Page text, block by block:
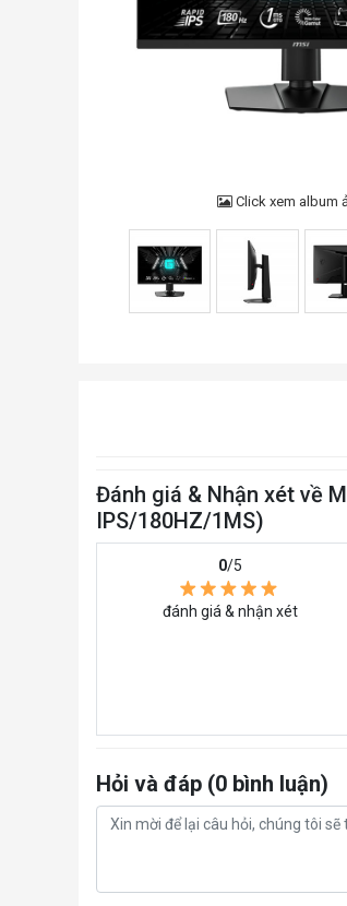
Click xem album
Đánh giá & Nhận xét về
IPS/180HZ/1MS)
0/5
đánh giá & nhận xét
Hỏi và đáp (0 bình luận)